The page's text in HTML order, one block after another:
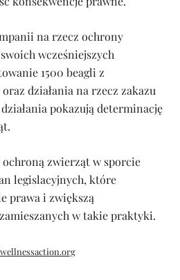
na rzecz ochrony
wcześniejszych
1500 beagli z
działania na rzecz zakazu
pokazują determinację
zwierząt w sporcie
legislacyjnych, które
prawa i zwiększą
w takie praktyki.